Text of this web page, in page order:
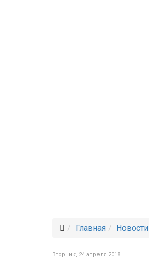
Главная Новости
Вторник, 24 апреля 2018